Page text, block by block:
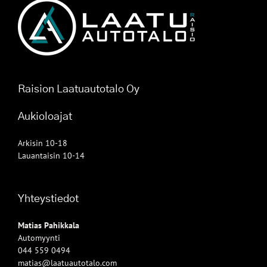
Raision Laatuautotalo Oy
Aukioloajat
Arkisin 10-18
Lauantaisin 10-14
Yhteystiedot
Matias Pahikkala
Automyynti
044 559 0494
matias@laatuautotalo.com